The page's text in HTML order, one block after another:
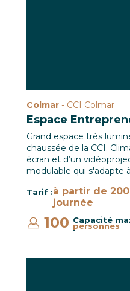
Colmar - CCI Colmar
Espace
Grand espace très
chaussée de la CCI.
écran et d’un
modulable qui s'adapte
Tarif :à partir de
journée
Capacité
:
100 personnes